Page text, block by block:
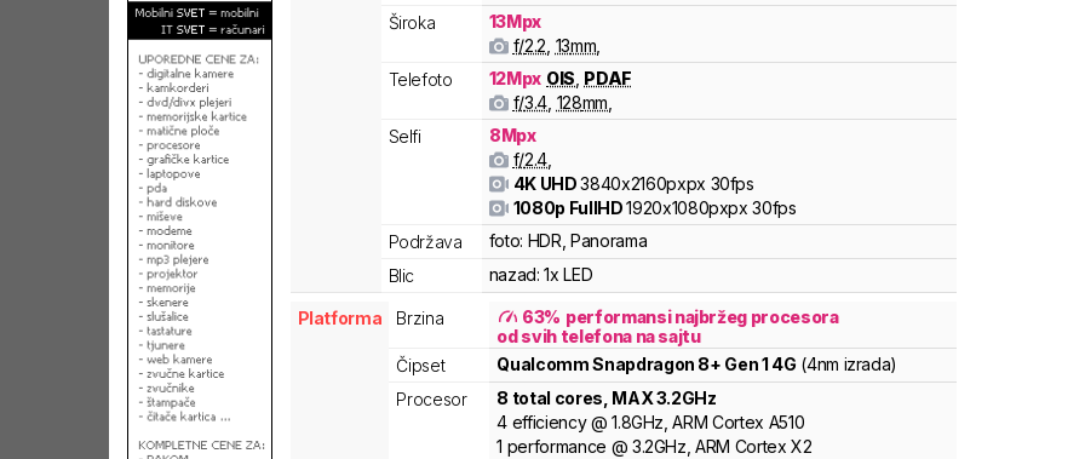
Široka
13Mpx
f/2.2 13mm
Telefoto
12Mpx OIS PDAF
f/3.4 128mm
Selfi
8Mpx
f/2.4
4K UHD 3840x2160pxpx 30fps
1080p FullHD1920x1080pxpx30fps
Podržava
foto: HDR, Panorama
Blic
nazad: 1x LED
Platforma Brzina 63% performansi najbržeg procesora
od svih telefona na sajtu
Čipset
QualcommSnapdragon 8+ Gen 1 4G (4nm izrada)
Procesor
8 total cores , MAX3.2GHz
4 efficiency @ 1.8GHz,ARM Cortex A510
1 performance @ 3.2GHz,ARM Cortex X2